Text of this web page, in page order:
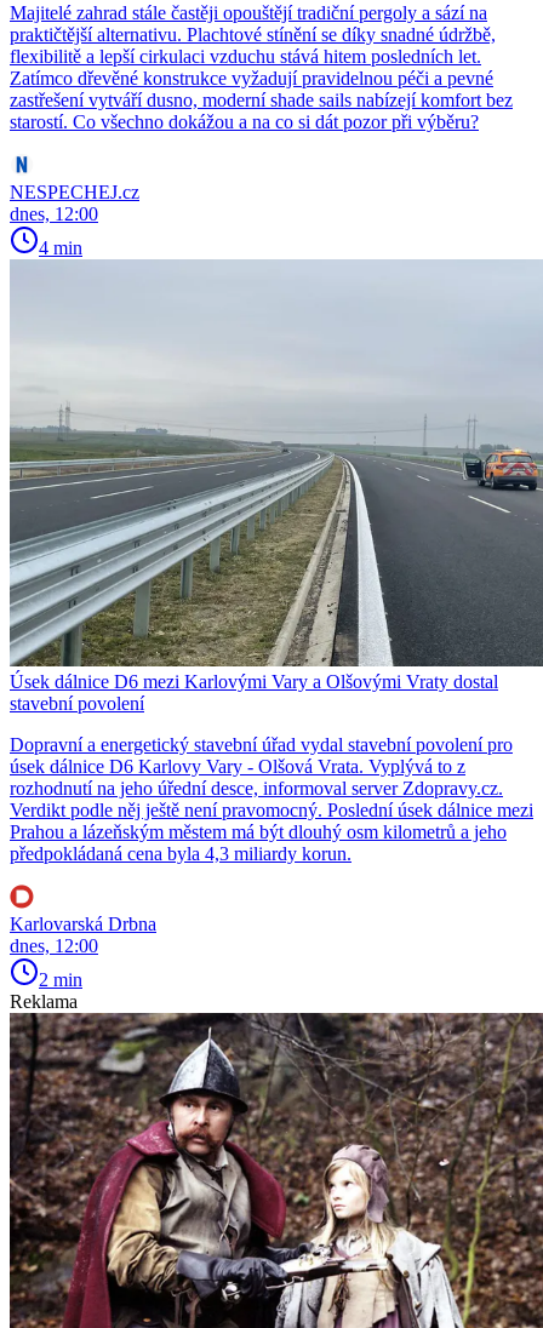
Majitelé zahrad stále častěji opouštějí tradiční pergoly a sází na
praktičtější alternativu. Plachtové stínění se díky snadné údržbě,
flexibilitě a lepší cirkulaci vzduchu stává hitem posledních let.
Zatímco dřevěné konstrukce vyžadují pravidelnou péči a pevné
zastřešení vytváří dusno, moderní shade sails nabízejí komfort bez
starostí. Co všechno dokážou a na co si dát pozor při výběru?
NESPECHEJ.cz
dnes, 12:00
4 min
Úsek dálnice D6 mezi Karlovými Vary a Olšovými Vraty dostal
stavební povolení
Dopravní a energetický stavební úřad vydal stavební povolení pro
úsek dálnice D6 Karlovy Vary - Olšová Vrata. Vyplývá to z
rozhodnutí na jeho úřední desce, informoval server Zdopravy.cz.
Verdikt podle něj ještě není pravomocný. Poslední úsek dálnice mezi
Prahou a lázeňským městem má být dlouhý osm kilometrů a jeho
předpokládaná cena byla 4,3 miliardy korun.
Karlovarská Drbna
dnes, 12:00
2 min
Reklama